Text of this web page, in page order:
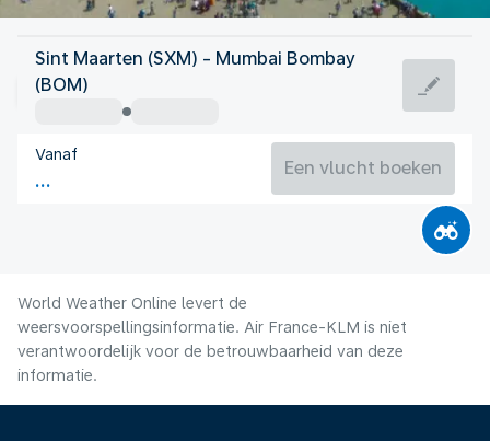
Indië
Mumbai/Bombay
Vluchttijd
27°C
Aug.
Sint Maarten (SXM) - Mumbai Bombay
(BOM)
Vanaf
Een vlucht boeken
World Weather Online levert de
weersvoorspellingsinformatie. Air France-KLM is niet
verantwoordelijk voor de betrouwbaarheid van deze
informatie.